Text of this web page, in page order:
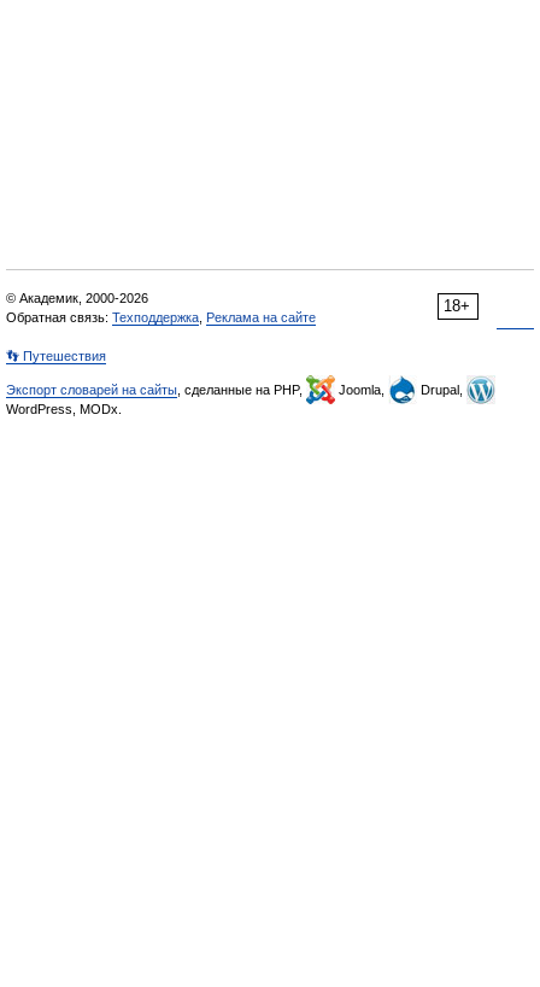
18+
© Академик, 2000-2026
Обратная связь: Техподдержка Реклама на сайте
👣 Путешествия
Экспорт словарей на сайты , сделанные на PHP, Joomla,
Drupal,
WordPress, MODx.